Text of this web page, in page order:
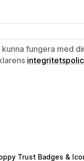
fungera med
Trust Badges &